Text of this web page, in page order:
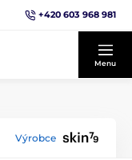
+420 603 968 981
Menu
Výrobce